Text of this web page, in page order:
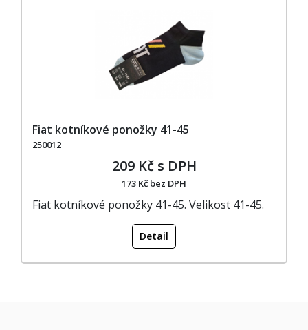
Fiat kotníkové ponožky 41-45
250012
209 Kč s DPH
173 Kč bez DPH
Fiat kotníkové ponožky 41-45. Velikost 41-45.
Detail